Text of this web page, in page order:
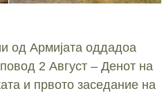
од Армијата оддадоа
2 Август – Денот на
и првото заседание на